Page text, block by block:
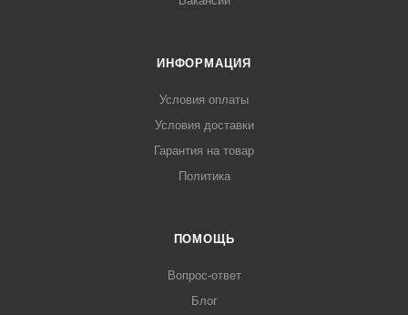
ИНФОРМАЦИЯ
Условия оплаты
Условия доставки
Гарантия на товар
Политика
ПОМОЩЬ
Вопрос-ответ
Блог